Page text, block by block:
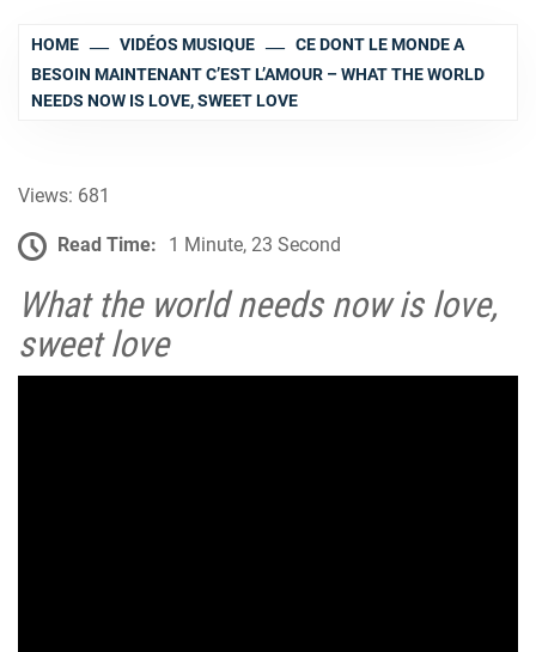
HOME VIDÉOS MUSIQUE
CE DONT LE MONDE A
BESOIN MAINTENANT C’EST L’AMOUR – WHAT THE WORLD
NEEDS NOW IS LOVE, SWEET LOVE
Views: 681
Read Time: 1 Minute, 23 Second
What the world needs now is love,
sweet love